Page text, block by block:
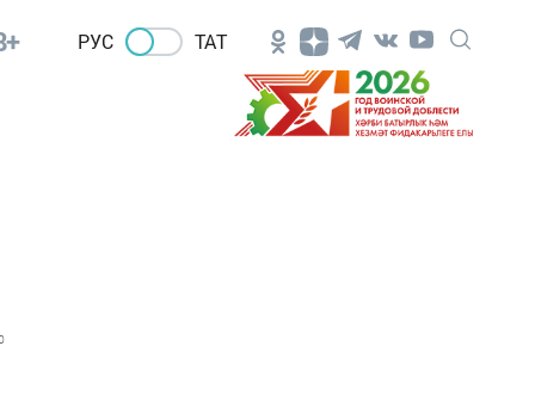
РУС ТАТ